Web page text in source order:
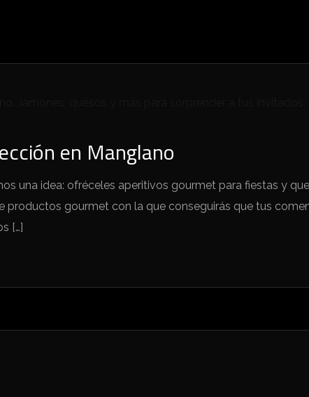
en Manglano
una idea: ofréceles aperitivos gourmet para fiestas y
productos gourmet con la que conseguirás que tus
[…]